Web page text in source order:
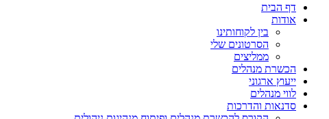
דף הבית
אודות
בין לקוחותינו
הסרטונים שלי
ממליצים
הכשרת מנהלים
ייעוץ ארגוני
לווי מנהלים
סדנאות והדרכות